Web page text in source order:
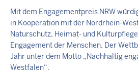
Mit dem Engagementpreis NRW
in Kooperation mit der Nordrhein-
Naturschutz, Heimat- und
Engagement der Menschen. Der
Jahr unter dem Motto „Nachhaltig
Westfalen“.